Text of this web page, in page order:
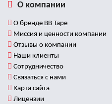
О компании
О бренде BB Tape
Миссия и ценности компании
Отзывы о компании
Наши клиенты
Сотрудничество
Связаться с нами
Карта сайта
Лицензии